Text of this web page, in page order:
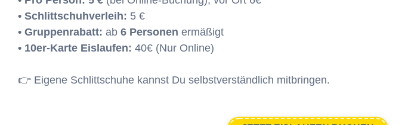
• Schlittschuhverleih: 5 €
• Gruppenrabatt: ab 6 Personen ermäßigt
• 10er-Karte Eislaufen: 40€ (Nur Online)
👉 Eigene Schlittschuhe kannst Du selbstverständlich mitbringen.